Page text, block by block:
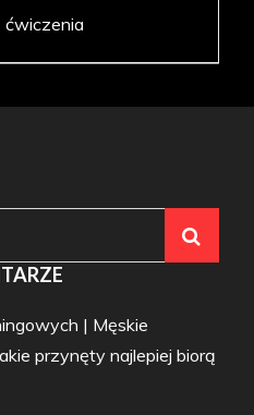
ćwiczenia
| Męskie
przynęty najlepiej biorą